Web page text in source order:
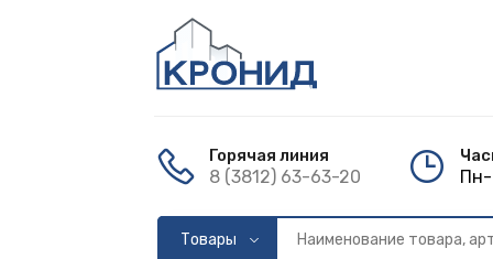
Горячая линия
8 (3812) 63-63-20 Пн-